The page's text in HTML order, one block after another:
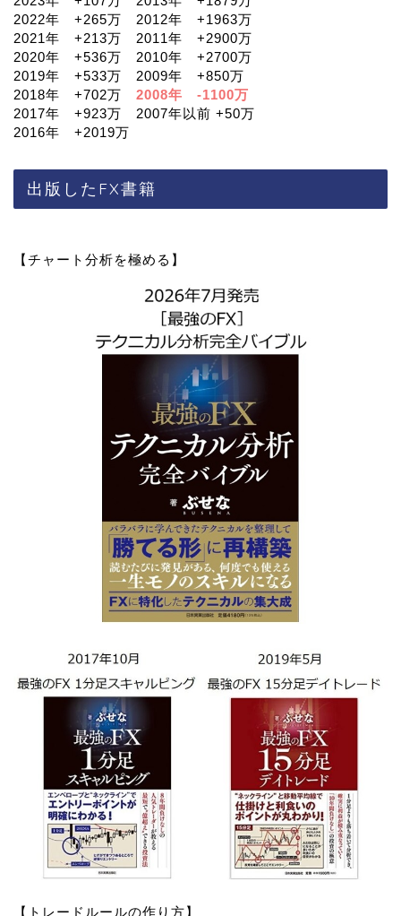
2022年 +265万 2012年 +1963万
2021年 +213万 2011年 +2900万
2020年 +536万 2010年 +2700万
2019年 +533万 2009年 +850万
2018年 +702万 2008年 -1100万
2017年 +923万 2007年以前 +50万
2016年 +2019万
出版したFX書籍
【チャート分析を極める】
【トレードルールの作り方】